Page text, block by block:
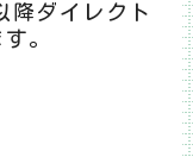
ダイレクト
。